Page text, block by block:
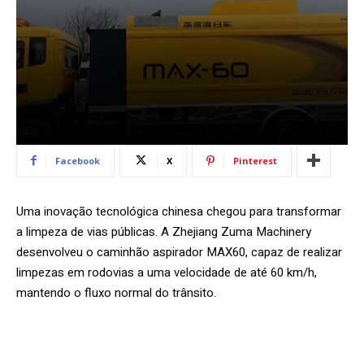
Facebook X Pinterest
Uma inovação tecnológica chinesa chegou para transformar
a limpeza de vias públicas. A Zhejiang Zuma Machinery
desenvolveu o caminhão aspirador MAX60, capaz de realizar
limpezas em rodovias a uma velocidade de até 60 km/h,
mantendo o fluxo normal do trânsito.